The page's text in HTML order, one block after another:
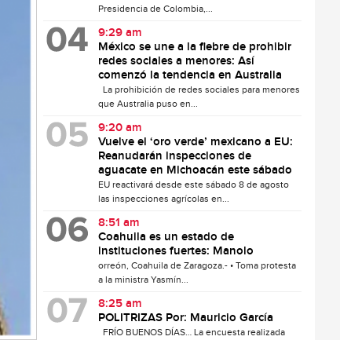
Presidencia de Colombia,...
9:29 am
México se une a la fiebre de prohibir
redes sociales a menores: Así
comenzó la tendencia en Australia
La prohibición de redes sociales para menores
que Australia puso en...
9:20 am
Vuelve el ‘oro verde’ mexicano a EU:
Reanudarán inspecciones de
aguacate en Michoacán este sábado
EU reactivará desde este sábado 8 de agosto
las inspecciones agrícolas en...
8:51 am
Coahuila es un estado de
instituciones fuertes: Manolo
orreón, Coahuila de Zaragoza.- • Toma protesta
a la ministra Yasmín...
8:25 am
POLITRIZAS Por: Mauricio García
FRÍO BUENOS DÍAS… La encuesta realizada